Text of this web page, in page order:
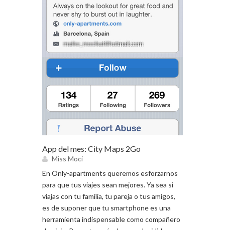
App del mes: City Maps 2Go
Miss Moci
En Only-apartments queremos esforzarnos
para que tus viajes sean mejores. Ya sea si
viajas con tu familia, tu pareja o tus amigos,
es de suponer que tu smartphone es una
herramienta indispensable como compañero